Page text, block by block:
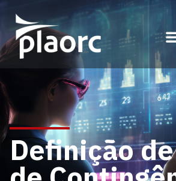
Definição